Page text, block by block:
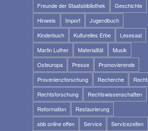
Freunde der Staatsbibliothek
Geschichte
Hinweis
Import
Jugendbuch
Kinderbuch
Kulturelles Erbe
Lesesaal
Martin Luther
Materialität
Musik
Osteuropa
Presse
Promovierende
Provenienzforschung
Recherche
Recht
Rechtsforschung
Rechtswissenschaften
Reformation
Restaurierung
sbb online offen
Service
Servicezeiten